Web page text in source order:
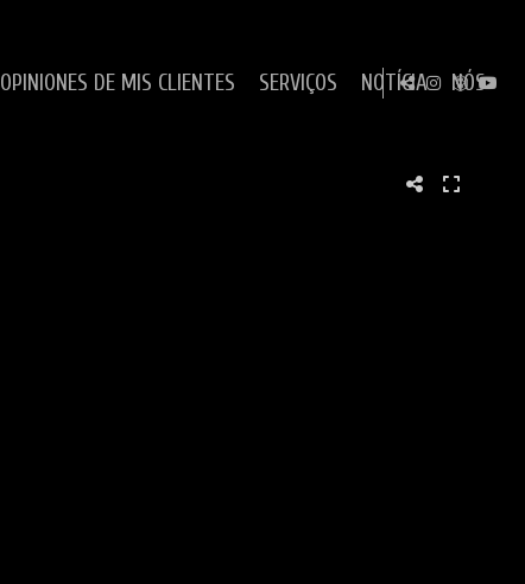
OPINIONES DE MIS CLIENTES SERVIÇOS NOTÍCIA NÓS